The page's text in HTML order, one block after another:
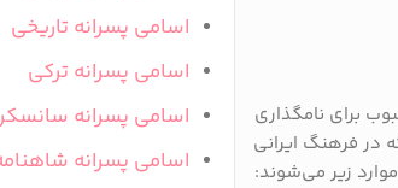
برای نامگذاری
در فرهنگ ایرانی
زیر می‌شوند:
اسامی پسرانه تاریخی
اسامی پسرانه ترکی
اسامی پسرانه
اسامی پسرانه